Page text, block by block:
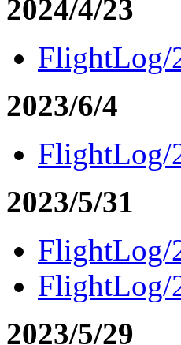
2024/4/23
FlightLog/
2023/6/4
FlightLog/
2023/5/31
FlightLog/
FlightLog/
2023/5/29